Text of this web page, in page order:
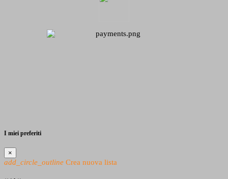
I miei preferiti
×
add_circle_outline Crea nuova lista